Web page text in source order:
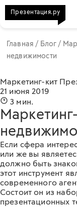
Презентация.ру
Главная / Блог /
недвижимости
Маркетинг-кит
21 июня 2019
3 мин.
Если сфера
или же вы
должно быть
этот инструмент
современного
Состоит он из
презентационных